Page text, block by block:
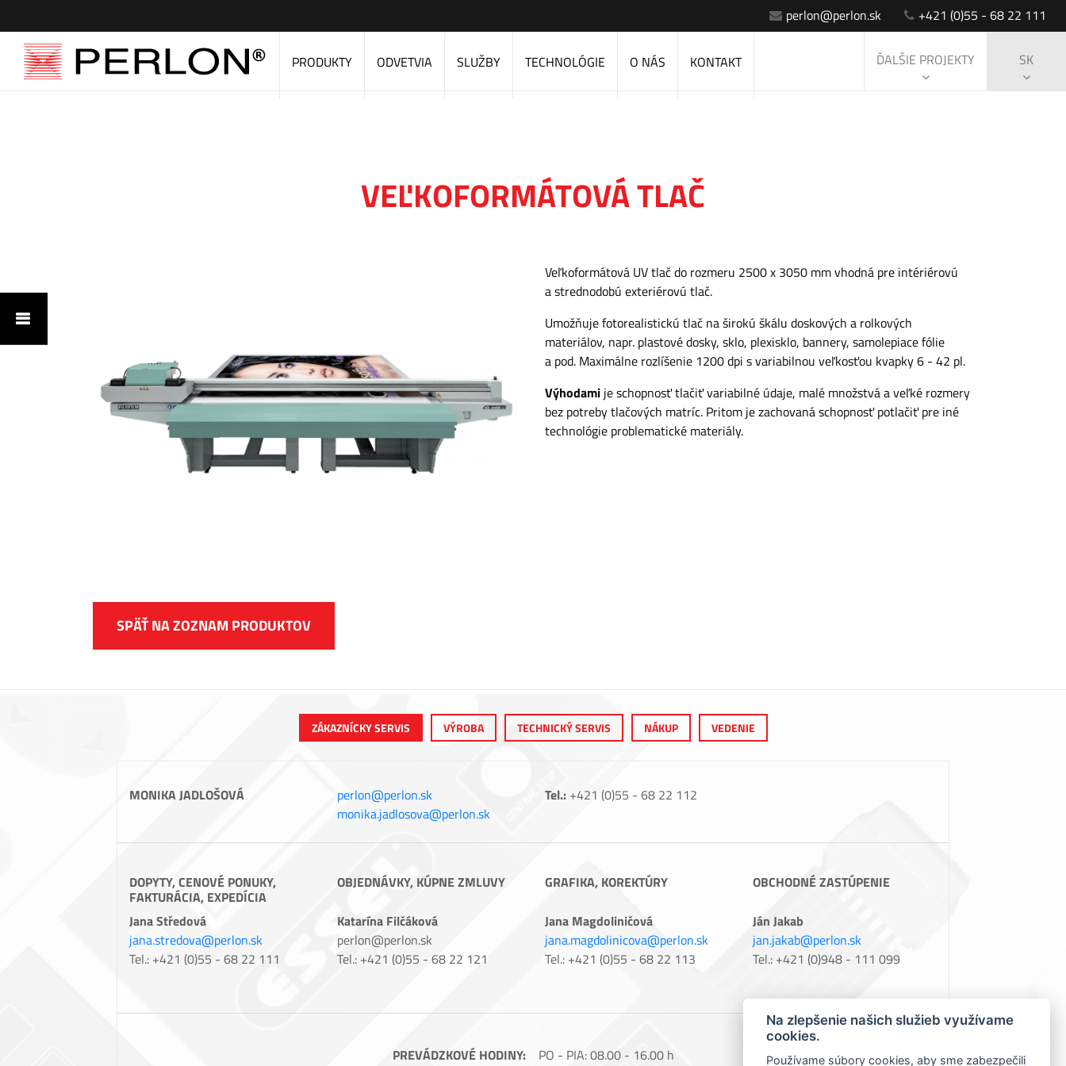
perlon@perlon.sk +421 (0)55 - 68 22 111
PRODUKTY ODVETVIA SLUŽBY TECHNOLÓGIE O NÁS KONTAKT ĎALŠIE PROJEKTY SK
VEĽKOFORMÁTOVÁ TLAČ
Veľkoformátová UV tlač do rozmeru 2500 x 3050 mm vhodná pre intériérovú
a strednodobú exteriérovú tlač.
Umožňuje fotorealistickú tlač na širokú škálu doskových a rolkových
materiálov, napr. plastové dosky, sklo, plexisklo, bannery, samolepiace fólie
a pod. Maximálne rozlíšenie 1200 dpi s variabilnou veľkosťou kvapky 6 - 42 pl.
Výhodami je schopnosť tlačiť variabilné údaje, malé množstvá a veľké rozmery
bez potreby tlačových matríc. Pritom je zachovaná schopnosť potlačiť pre iné
technológie problematické materiály.
SPÄŤ NA ZOZNAM PRODUKTOV
ZÁKAZNÍCKY SERVIS VÝROBA TECHNICKÝ SERVIS NÁKUP VEDENIE
MONIKA JADLOŠOVÁ
perlon@perlon.sk
monika.jadlosova@perlon.sk
Tel.: +421 (0)55 - 68 22 112
DOPYTY, CENOVÉ PONUKY,
FAKTURÁCIA, EXPEDÍCIA
Jana Středová
jana.stredova@perlon.sk
Tel.: +421 (0)55 - 68 22 111
OBJEDNÁVKY, KÚPNE ZMLUVY
Katarína Filčáková
perlon@perlon.sk
Tel.: +421 (0)55 - 68 22 121
GRAFIKA, KOREKTÚRY
Jana Magdoliničová
jana.magdolinicova@perlon.sk
Tel.: +421 (0)55 - 68 22 113
OBCHODNÉ ZASTÚPENIE
Ján Jakab
jan.jakab@perlon.sk
Tel.: +421 (0)948 - 111 099
PREVÁDZKOVÉ HODINY: PO - PIA: 08.00 - 16.00 h
Na zlepšenie našich služieb využívame
cookies.
Používame súbory cookies, aby sme zabezpečili